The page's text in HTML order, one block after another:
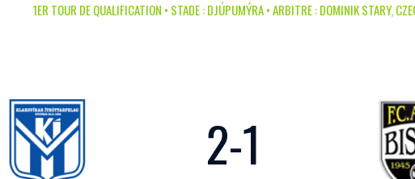
1ER TOUR DE QUALIFICATION • STADE : DJÚPUMÝRA • ARBITRE : DOMINIK STARY,
2-1